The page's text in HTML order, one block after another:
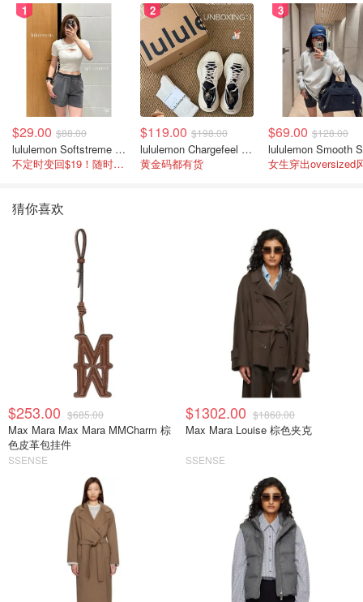
1
$29.00 $88.00
lululemon Softstreme 女士高腰短裤 10cm
不定时变回$19！随时点进来看
2
$119.00 $198.00
lululemon Chargefeel 3 男士运动鞋
黄金码都有货
3
$69.00 $128.00
女生穿出oversized
猜你喜欢
$253.00 $685.00
Max Mara Max Mara MMCharm 棕
色皮革包挂件
SSENSE
$1302.00 $1860.00
Max Mara Louise 棕色夹克
SSENSE